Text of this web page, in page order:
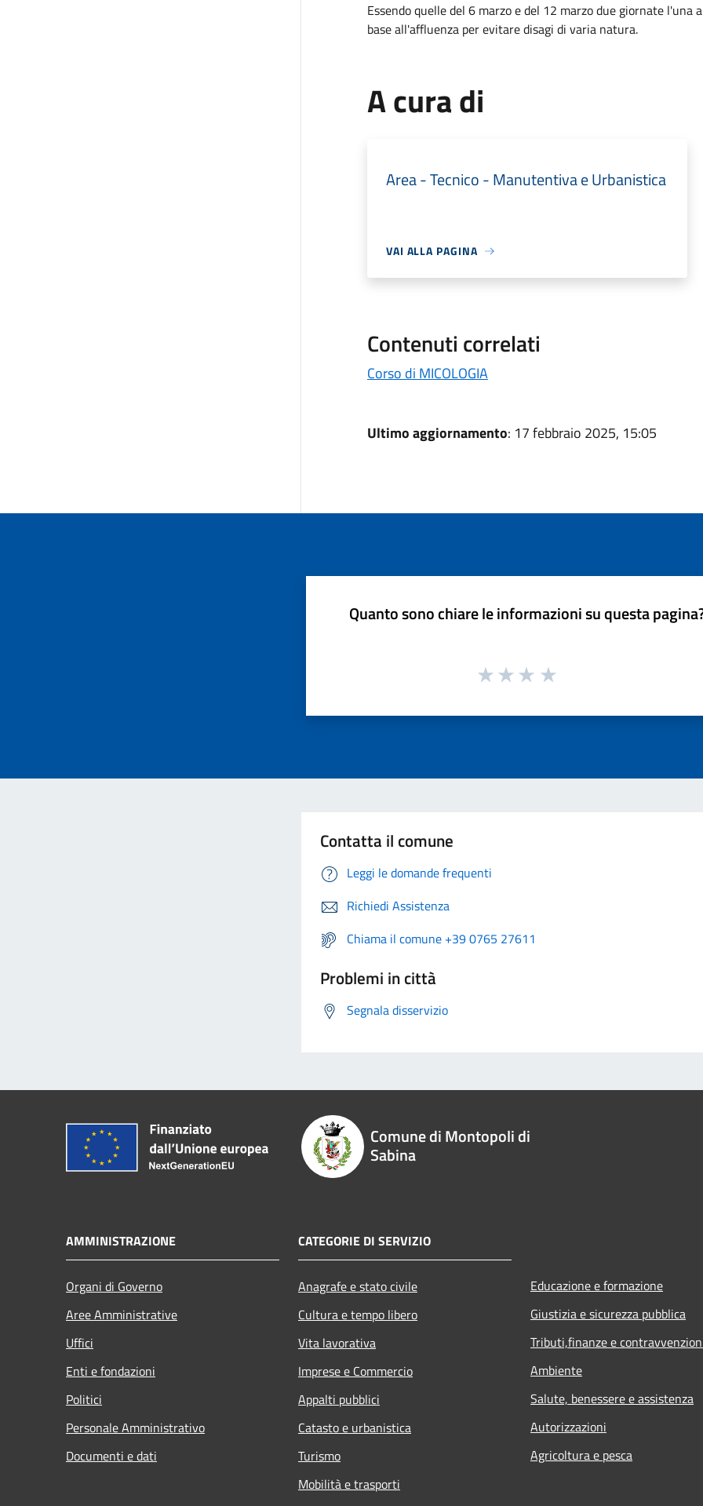
Essendo quelle del 6 marzo e del 12 marzo due giornate
base all'affluenza per evitare disagi di varia natura.
A cura di
Area - Tecnico - Manutentiva e Urbanistica
VAI ALLA PAGINA
Contenuti correlati
Corso di MICOLOGIA
Ultimo aggiornamento: 17 febbraio 2025, 15:05
Quanto sono chiare le informazioni su questa
Contatta il comune
Leggi le domande frequenti
Richiedi Assistenza
Chiama il comune +39 0765 27611
Problemi in città
Segnala disservizio
Comune di Montopoli di
Sabina
AMMINISTRAZIONE
Organi di Governo
Aree Amministrative
Uffici
Enti e fondazioni
Politici
Personale Amministrativo
Documenti e dati
CATEGORIE DI SERVIZIO
Anagrafe e stato civile
Cultura e tempo libero
Vita lavorativa
Imprese e Commercio
Appalti pubblici
Catasto e urbanistica
Turismo
Mobilità e trasporti
Educazione e formazione
Giustizia e sicurezza pubblica
Tributi,finanze e
Ambiente
Salute, benessere e assistenza
Autorizzazioni
Agricoltura e pesca